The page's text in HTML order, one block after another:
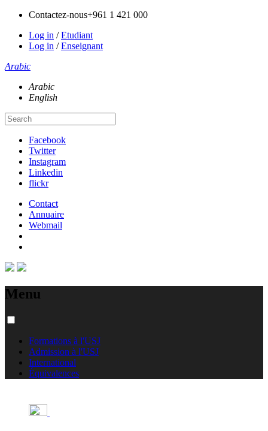
Contactez-nous+961 1 421 000
Log in /Etudiant
Log in /Enseignant
Arabic
Arabic
English
Facebook
Twitter
Instagram
Linkedin
flickr
Contact
Annuaire
Webmail
Menu
Formations à l'USJ
Admission à l'USJ
International
Équivalences